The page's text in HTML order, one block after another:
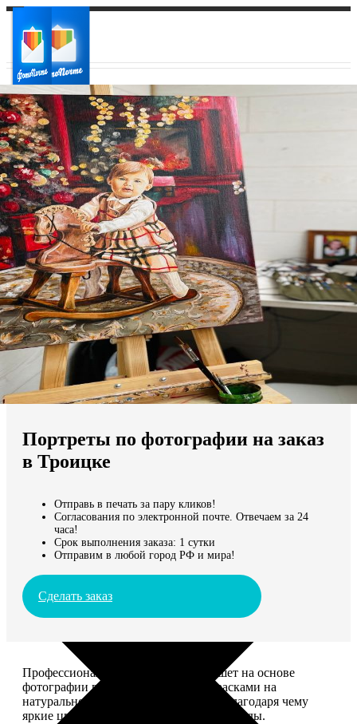
Ваш город:
Ваш регион доставки
Выберите из списка:
Мы доставляем по всему миру
Продолжить без города
Портреты по фотографии на заказ
в Троицке
Отправь в печать за пару кликов!
Согласования по электронной почте. Отвечаем за 24
часа!
Срок выполнения заказа: 1 сутки
Отправим в любой город РФ и мира!
Сделать заказ
Профессиональный художник напишет на основе
фотографии портрет акриловыми красками на
натуральном холсте. Покроет лаком, благодаря чему
яркие цвета будут радовать вас долгие годы.